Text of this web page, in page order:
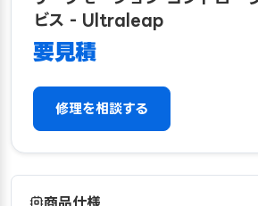
ビス - Ultraleap
要見積
修理を相談する
商品仕様